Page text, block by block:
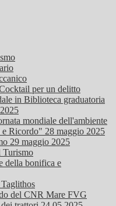
per un delitto
in Biblioteca graduatoria
mondiale dell'ambiente
Ricordo" 28 maggio 2025
29 maggio 2025
Turismo
della bonifica e
del CNR Mare FVG